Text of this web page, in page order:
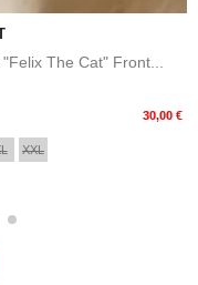
The Cat" Front...
30,00 €
XXL